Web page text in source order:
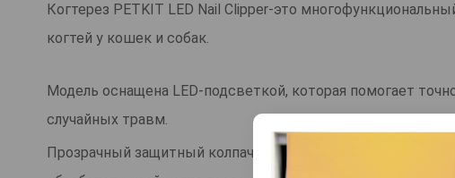
Когтерез PETKIT LED Nail Clipper-это
когтей у кошек и собак.
Модель оснащена LED-подсветкой, которая помогает
случайных травм.
Прозрачный защитный колпачок предотвращает разлет